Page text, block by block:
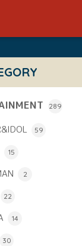
289
59
15
2
22
14
30